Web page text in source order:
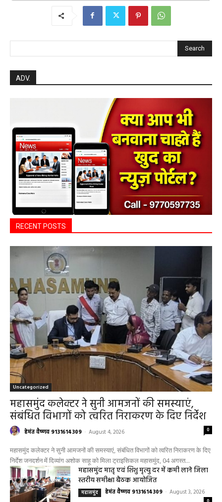
Search
ADV.
RECENT POSTS
Uncategorized
महासमुंद कलेक्टर ने सुनी आमजनों की समस्याएं,
संबंधित विभागों को त्वरित निराकरण के दिए निर्देश
हेमंत वैष्णव 9131614309 - August 4, 2026 0
महासमुंद कलेक्टर ने सुनी आमजनों की समस्याएं, संबंधित विभागों को त्वरित निराकरण के दिए
निर्देश जनदर्शन में दिव्यांग अशोक साहू को मिला ट्राइसिकल महासमुंद, 04 अगस्त...
महासमुंद मातृ एवं शिशु मृत्यु दर में कमी लाने जिला
स्तरीय समीक्षा बैठक आयोजित
महासमुंद हेमंत वैष्णव 9131614309 - August 3, 2026